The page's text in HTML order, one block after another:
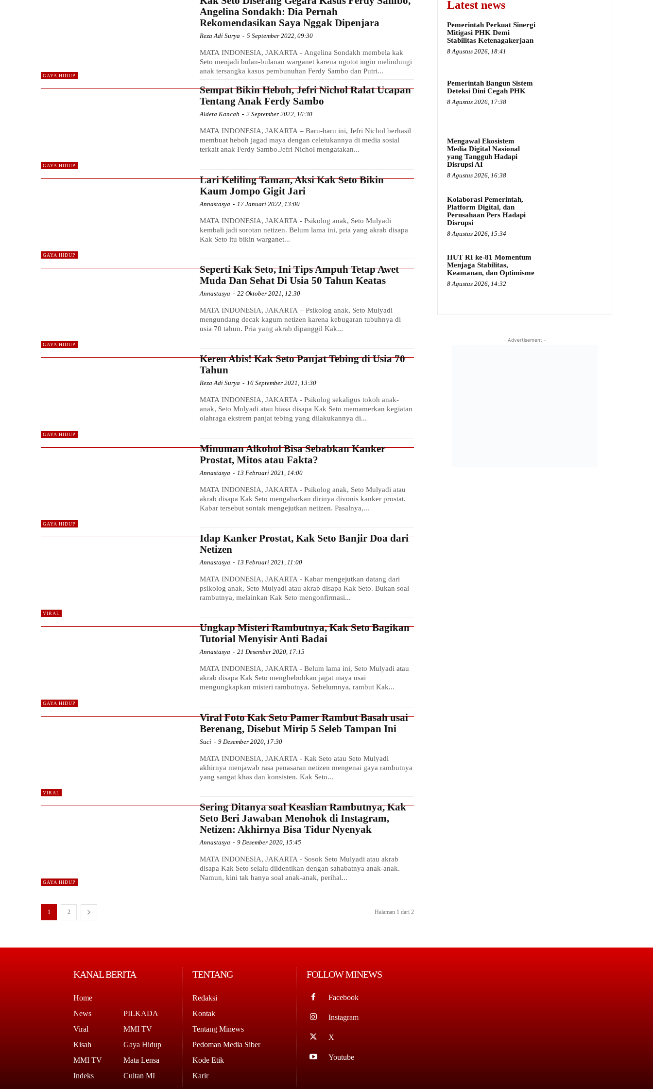
GAYA HIDUP
Angelina Sondakh: Dia Pernah
Rekomendasikan Saya Nggak Dipenjara
Reza Adi Surya - 5 September 2022, 09:30
MATA INDONESIA, JAKARTA - Angelina Sondakh membela kak
Seto menjadi bulan-bulanan warganet karena ngotot ingin melindungi
anak tersangka kasus pembunuhan Ferdy Sambo dan Putri...
GAYA HIDUP
Sempat Bikin Heboh, Jefri Nichol Ralat Ucapan
Tentang Anak Ferdy Sambo
Aldeta Kancah - 2 September 2022, 16:30
MATA INDONESIA, JAKARTA – Baru-baru ini, Jefri Nichol berhasil
membuat heboh jagad maya dengan celetukannya di media sosial
terkait anak Ferdy Sambo.Jefri Nichol mengatakan...
GAYA HIDUP
Lari Keliling Taman, Aksi Kak Seto Bikin
Kaum Jompo Gigit Jari
Annastasya - 17 Januari 2022, 13:00
MATA INDONESIA, JAKARTA - Psikolog anak, Seto Mulyadi
kembali jadi sorotan netizen. Belum lama ini, pria yang akrab disapa
Kak Seto itu bikin warganet...
GAYA HIDUP
Seperti Kak Seto, Ini Tips Ampuh Tetap Awet
Muda Dan Sehat Di Usia 50 Tahun Keatas
Annastasya - 22 Oktober 2021, 12:30
MATA INDONESIA, JAKARTA – Psikolog anak, Seto Mulyadi
mengundang decak kagum netizen karena kebugaran tubuhnya di
usia 70 tahun. Pria yang akrab dipanggil Kak...
GAYA HIDUP
Keren Abis! Kak Seto Panjat Tebing di Usia 70
Tahun
Reza Adi Surya - 16 September 2021, 13:30
MATA INDONESIA, JAKARTA - Psikolog sekaligus tokoh anak-
anak, Seto Mulyadi atau biasa disapa Kak Seto memamerkan kegiatan
olahraga ekstrem panjat tebing yang dilakukannya di...
GAYA HIDUP
Minuman Alkohol Bisa Sebabkan Kanker
Prostat, Mitos atau Fakta?
Annastasya - 13 Februari 2021, 14:00
MATA INDONESIA, JAKARTA - Psikolog anak, Seto Mulyadi atau
akrab disapa Kak Seto mengabarkan dirinya divonis kanker prostat.
Kabar tersebut sontak mengejutkan netizen. Pasalnya,...
VIRAL
Idap Kanker Prostat, Kak Seto Banjir Doa dari
Netizen
Annastasya - 13 Februari 2021, 11:00
MATA INDONESIA, JAKARTA - Kabar mengejutkan datang dari
psikolog anak, Seto Mulyadi atau akrab disapa Kak Seto. Bukan soal
rambutnya, melainkan Kak Seto mengonfirmasi...
GAYA HIDUP
Ungkap Misteri Rambutnya, Kak Seto Bagikan
Tutorial Menyisir Anti Badai
Annastasya - 21 Desember 2020, 17:15
MATA INDONESIA, JAKARTA - Belum lama ini, Seto Mulyadi atau
akrab disapa Kak Seto menghebohkan jagat maya usai
mengungkapkan misteri rambutnya. Sebelumnya, rambut Kak...
VIRAL
Viral Foto Kak Seto Pamer Rambut Basah usai
Berenang, Disebut Mirip 5 Seleb Tampan Ini
Suci - 9 Desember 2020, 17:30
MATA INDONESIA, JAKARTA - Kak Seto atau Seto Mulyadi
akhirnya menjawab rasa penasaran netizen mengenai gaya rambutnya
yang sangat khas dan konsisten. Kak Seto...
GAYA HIDUP
Sering Ditanya soal Keaslian Rambutnya, Kak
Seto Beri Jawaban Menohok di Instagram,
Netizen: Akhirnya Bisa Tidur Nyenyak
Annastasya - 9 Desember 2020, 15:45
MATA INDONESIA, JAKARTA - Sosok Seto Mulyadi atau akrab
disapa Kak Seto selalu diidentikan dengan sahabatnya anak-anak.
Namun, kini tak hanya soal anak-anak, perihal...
1 2 Halaman 1 dari 2
Latest news
Pemerintah Perkuat Sinergi
Mitigasi PHK Demi
Stabilitas Ketenagakerjaan
8 Agustus 2026, 18:41
Pemerintah Bangun Sistem
Deteksi Dini Cegah PHK
8 Agustus 2026, 17:38
Mengawal Ekosistem
Media Digital Nasional
yang Tangguh Hadapi
Disrupsi AI
8 Agustus 2026, 16:38
Kolaborasi Pemerintah,
Platform Digital, dan
Perusahaan Pers Hadapi
Disrupsi
8 Agustus 2026, 15:34
HUT RI ke-81 Momentum
Menjaga Stabilitas,
Keamanan, dan Optimisme
8 Agustus 2026, 14:32
- Advertisement -
KANAL BERITA
Home
News
Viral
Kisah
MMI TV
Indeks
PILKADA
MMI TV
Gaya Hidup
Mata Lensa
Cuitan MI
TENTANG
Redaksi
Kontak
Tentang Minews
Pedoman Media Siber
Kode Etik
Karir
FOLLOW MINEWS
Facebook
Instagram
X
Youtube